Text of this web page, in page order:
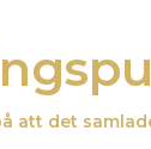
att det